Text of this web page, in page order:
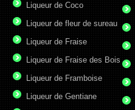
Liqueur de Coco
Liqueur de fleur de sureau
Liqueur de Fraise
Liqueur de Fraise des Bois
Liqueur de Framboise
Liqueur de Gentiane